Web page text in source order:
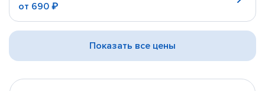
от 690 ₽
Показать все цены